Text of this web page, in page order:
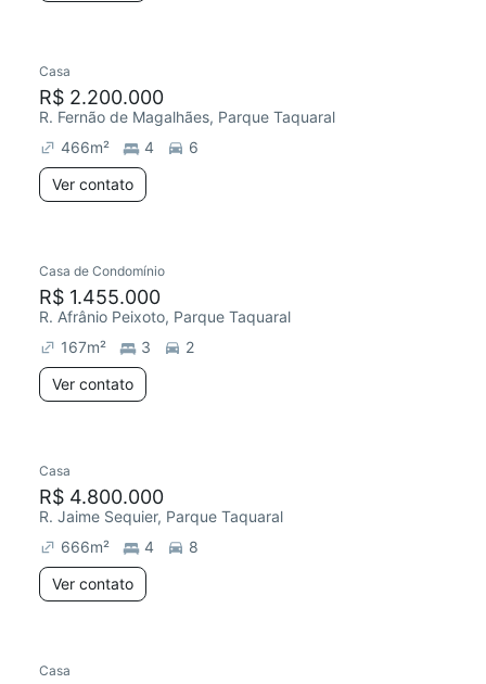
Casa
R$ 2.200.000
R. Fernão de Magalhães, Parque Taquaral
466m² 4
6
Ver contato
Casa de Condomínio
R$ 1.455.000
R. Afrânio Peixoto, Parque Taquaral
167m² 3
2
Ver contato
Casa
R$ 4.800.000
R. Jaime Sequier, Parque Taquaral
666m² 4
8
Ver contato
Casa